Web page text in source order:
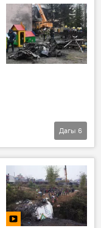
Россиянын Донбассты коргоо боюнча атайын операциясы
Дагы 6